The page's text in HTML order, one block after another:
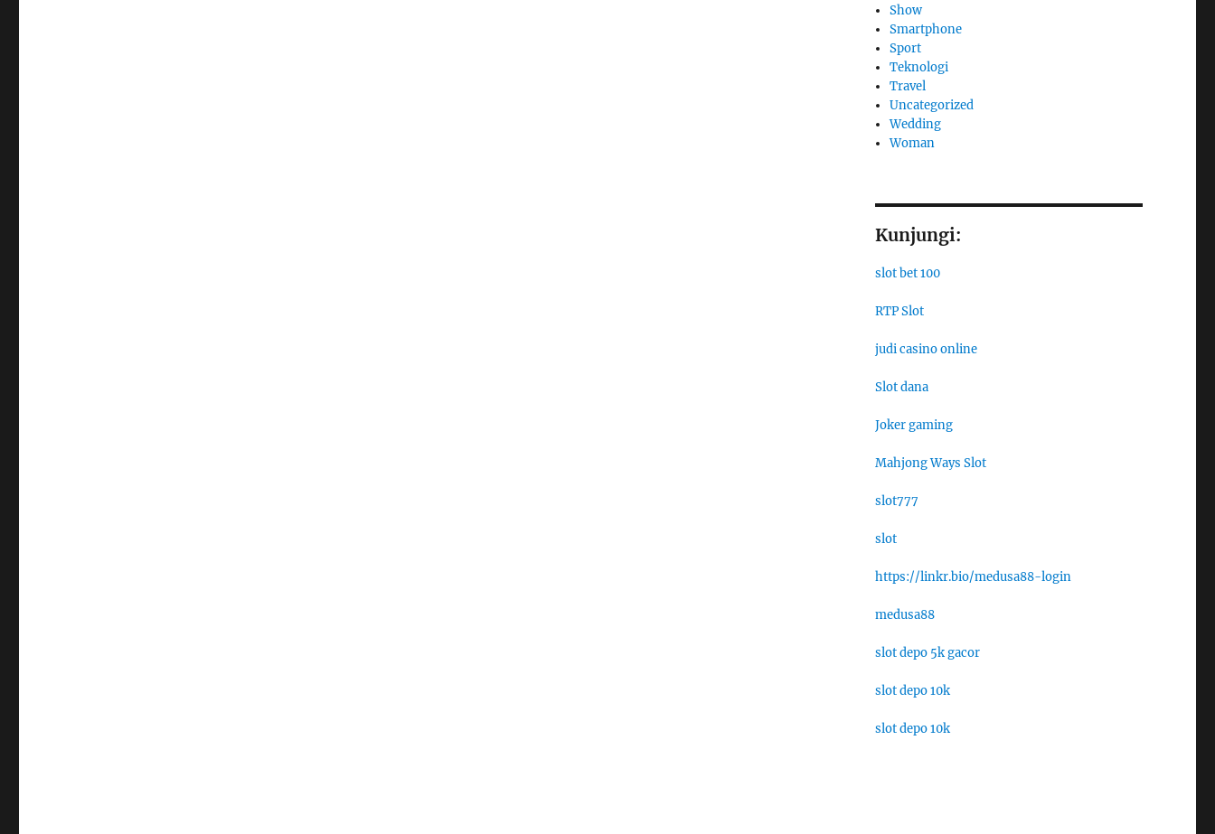
Show
Smartphone
Sport
Teknologi
Travel
Uncategorized
Wedding
Woman
Kunjungi:
slot bet 100
RTP Slot
judi casino online
Slot dana
Joker gaming
Mahjong Ways Slot
slot777
slot
https://linkr.bio/medusa88-login
medusa88
slot depo 5k gacor
slot depo 10k
slot depo 10k